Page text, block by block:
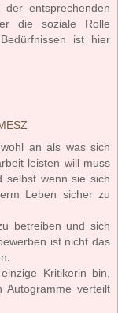
entsprechenden
die soziale Rolle
ist hier
an als was sich
leisten will muss
selbst wenn sie sich
Leben sicher zu
betreiben und sich
ist nicht das
Kritikerin bin,
verteilt